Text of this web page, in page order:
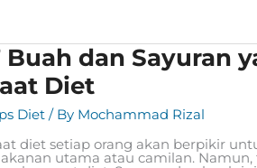
Buah dan Sayuran
Diet
Diet/ By Mochammad Rizal
diet setiap orang akan berpikir
utama atau camilan.